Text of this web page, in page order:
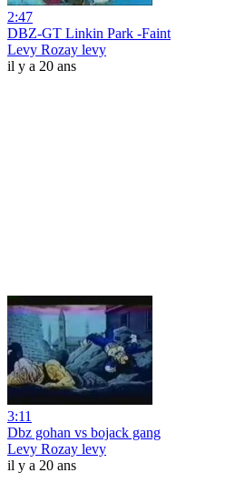
2:47
DBZ-GT Linkin Park -Faint
Levy Rozay levy
il y a 20 ans
3:11
Dbz gohan vs bojack gang
Levy Rozay levy
il y a 20 ans